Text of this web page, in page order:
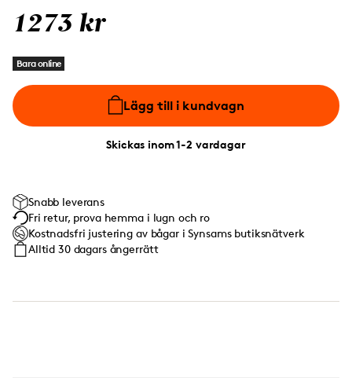
1273 kr
Bara online
Lägg till i kundvagn
Skickas inom 1-2 vardagar
Snabb leverans
Fri retur, prova hemma i lugn och ro
Kostnadsfri justering av bågar i Synsams butiksnätverk
Alltid 30 dagars ångerrätt